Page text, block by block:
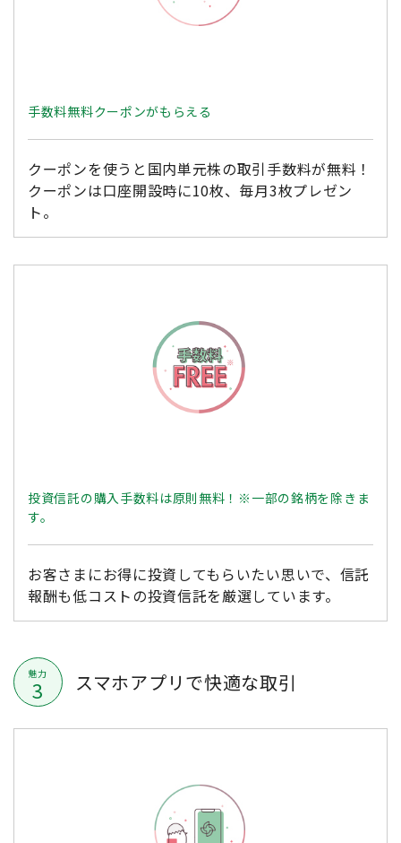
手数料無料クーポンがもらえる
クーポンを使うと国内単元株の取引手数料が無料！
クーポンは口座開設時に10枚、毎月3枚プレゼン
ト。
投資信託の購入手数料は原則無料！※一部の銘柄を除きま
す。
お客さまにお得に投資してもらいたい思いで、信託
報酬も低コストの投資信託を厳選しています。
魅力
3 スマホアプリで快適な取引